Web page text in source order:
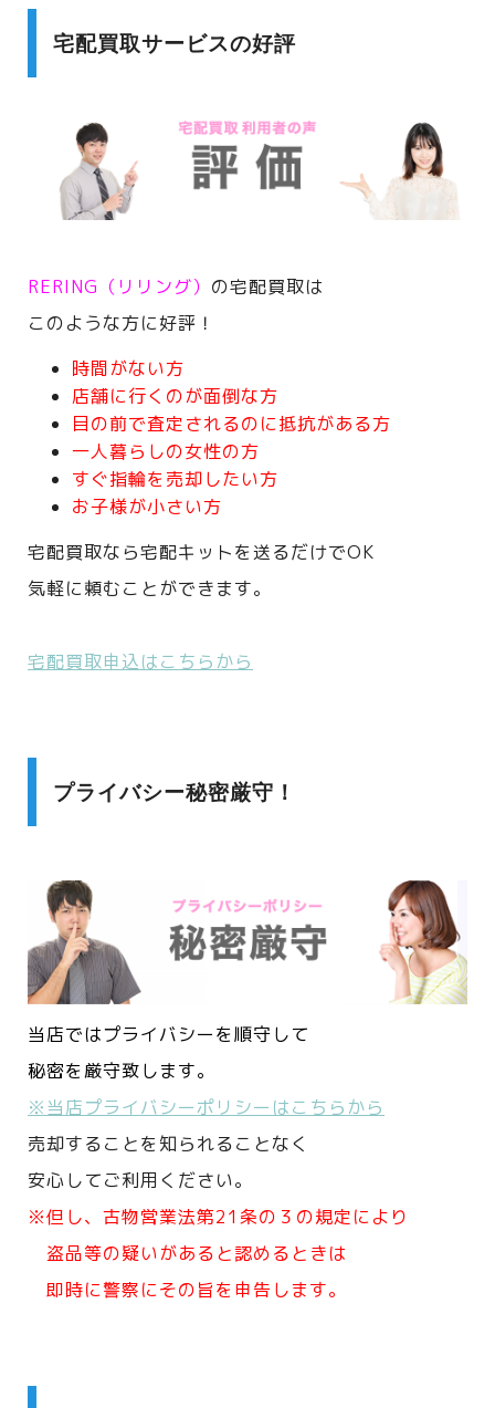
宅配買取サービスの好評
RERING（リリング） の宅配買取は
このような方に好評！
時間がない方
店舗に行くのが面倒な方
目の前で査定されるのに抵抗がある方
一人暮らしの女性の方
すぐ指輪を売却したい方
お子様が小さい方
宅配買取なら宅配キットを送るだけでOK
気軽に頼むことができます。
宅配買取申込はこちらから
プライバシー秘密厳守！
当店ではプライバシーを順守して
秘密を厳守致します。
※当店プライバシーポリシーはこちらから
売却することを知られることなく
安心してご利用ください。
※但し、古物営業法第21条の３の規定により
盗品等の疑いがあると認めるときは
即時に警察にその旨を申告します。